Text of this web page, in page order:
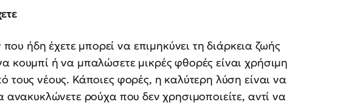
ήδη έχετε μπορεί να επιμηκύνει τη διάρκεια ζωής
κουμπί ή να μπαλώσετε μικρές φθορές είναι χρήσιμη
τους νέους. Κάποιες φορές, η καλύτερη λύση είναι να
ανακυκλώνετε ρούχα που δεν χρησιμοποιείτε, αντί να